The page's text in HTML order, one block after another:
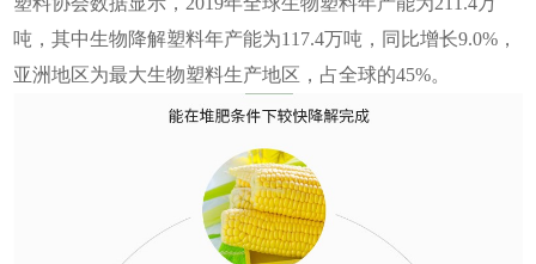
吨，其中生物降解塑料年产能为117.4万吨，同比增长9.0%，
亚洲地区为最大生物塑料生产地区，占全球的45%。